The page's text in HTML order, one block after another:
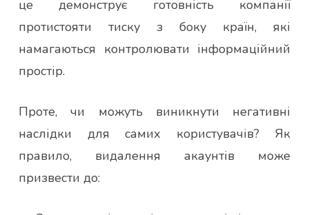
це демонструє готовність компанії
протистояти тиску з боку країн, які
намагаються контролювати інформаційний
простір.
Проте, чи можуть виникнути негативні
наслідки для самих користувачів? Як
правило, видалення акаунтів може
призвести до: